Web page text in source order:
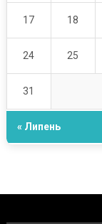
17 18
24 25
31
« Липень